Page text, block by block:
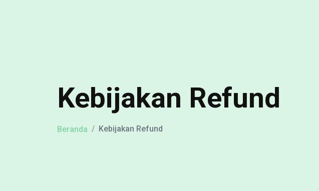
Kebijakan Refund
Beranda Kebijakan Refund